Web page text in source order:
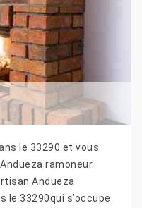
le 33290 et vous
ramoneur.
Andueza
le 33290qui s’occupe